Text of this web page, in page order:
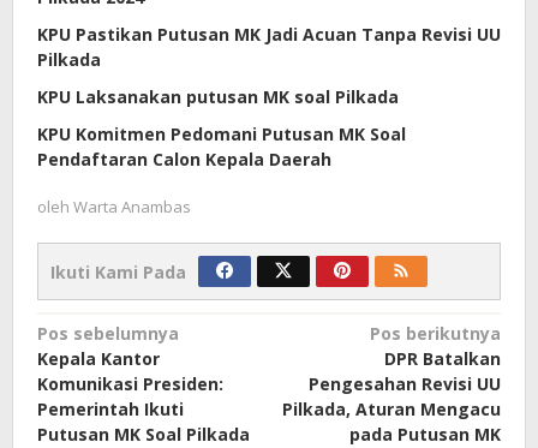
KPU Pastikan Putusan MK Jadi Acuan Tanpa Revisi UU
Pilkada
KPU Laksanakan putusan MK soal Pilkada
KPU Komitmen Pedomani Putusan MK Soal
Pendaftaran Calon Kepala Daerah
oleh Warta Anambas
Ikuti Kami Pada
Navigasi
pos
Pos sebelumnya
Kepala Kantor
Komunikasi Presiden:
Pemerintah Ikuti
Putusan MK Soal Pilkada
Pos berikutnya
DPR Batalkan
Pengesahan Revisi UU
Pilkada, Aturan Mengacu
pada Putusan MK